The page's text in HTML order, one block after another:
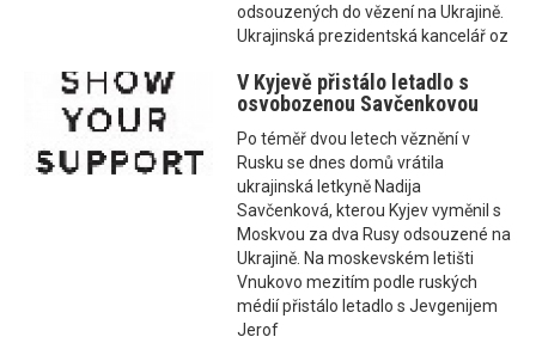
odsouzených do vězení na Ukrajině.
Ukrajinská prezidentská kancelář oz
V Kyjevě přistálo letadlo s
osvobozenou Savčenkovou
Po téměř dvou letech věznění v
Rusku se dnes domů vrátila
ukrajinská letkyně Nadija
Savčenková, kterou Kyjev vyměnil s
Moskvou za dva Rusy odsouzené na
Ukrajině. Na moskevském letišti
Vnukovo mezitím podle ruských
médií přistálo letadlo s Jevgenijem
Jerof